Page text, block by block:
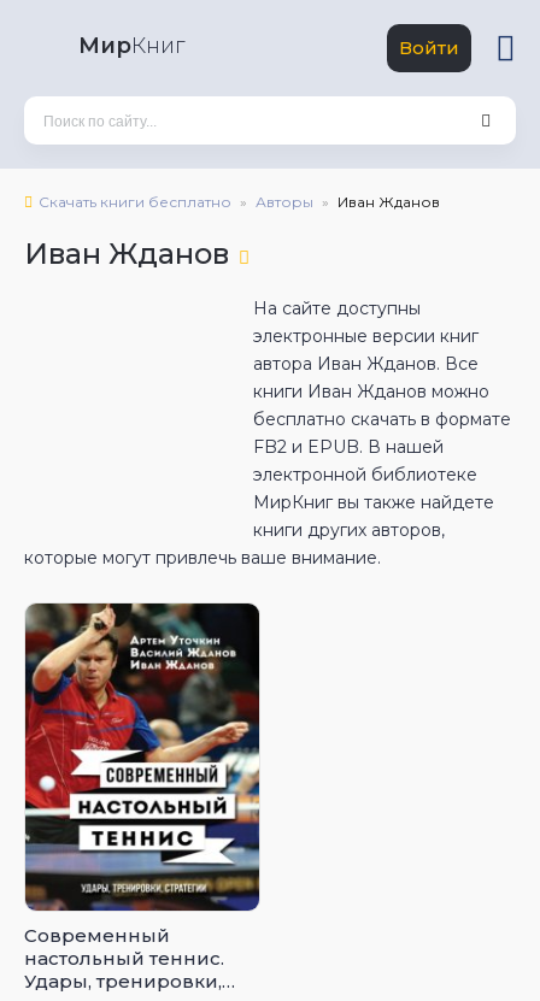
МирКниг Войти
Скачать книги бесплатно Авторы Иван Жданов
Иван Жданов
На сайте доступны
электронные версии книг
автора Иван Жданов. Все
книги Иван Жданов можно
бесплатно скачать в формате
FB2 и EPUB. В нашей
электронной библиотеке
МирКниг вы также найдете
книги других авторов,
которые могут привлечь ваше внимание.
Современный
настольный теннис.
Удары, тренировки,